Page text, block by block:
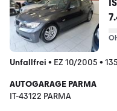
Unfallfrei • EZ 10/2005 •
AUTOGARAGE PARMA
IT-43122 PARMA